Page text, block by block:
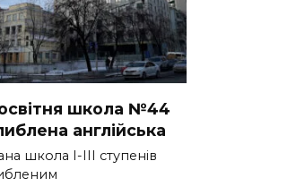
школа №44
англійська
школа І-ІІІ ступенів